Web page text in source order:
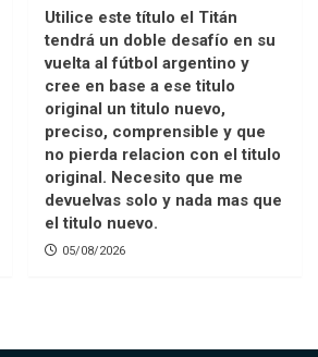
Utilice este título el Titán
tendrá un doble desafío en su
vuelta al fútbol argentino y
cree en base a ese titulo
original un titulo nuevo,
preciso, comprensible y que
no pierda relacion con el titulo
original. Necesito que me
devuelvas solo y nada mas que
el titulo nuevo.
05/08/2026